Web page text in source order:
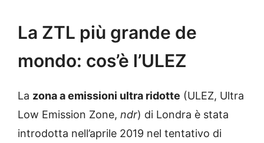
La ZTL più grande de
mondo: cos’è l’ULEZ
La zona a emissioni ultra ridotte (ULEZ, Ultra
Low Emission Zone, ndr) di Londra è stata
introdotta nell’aprile 2019 nel tentativo di